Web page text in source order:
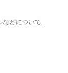
などについて